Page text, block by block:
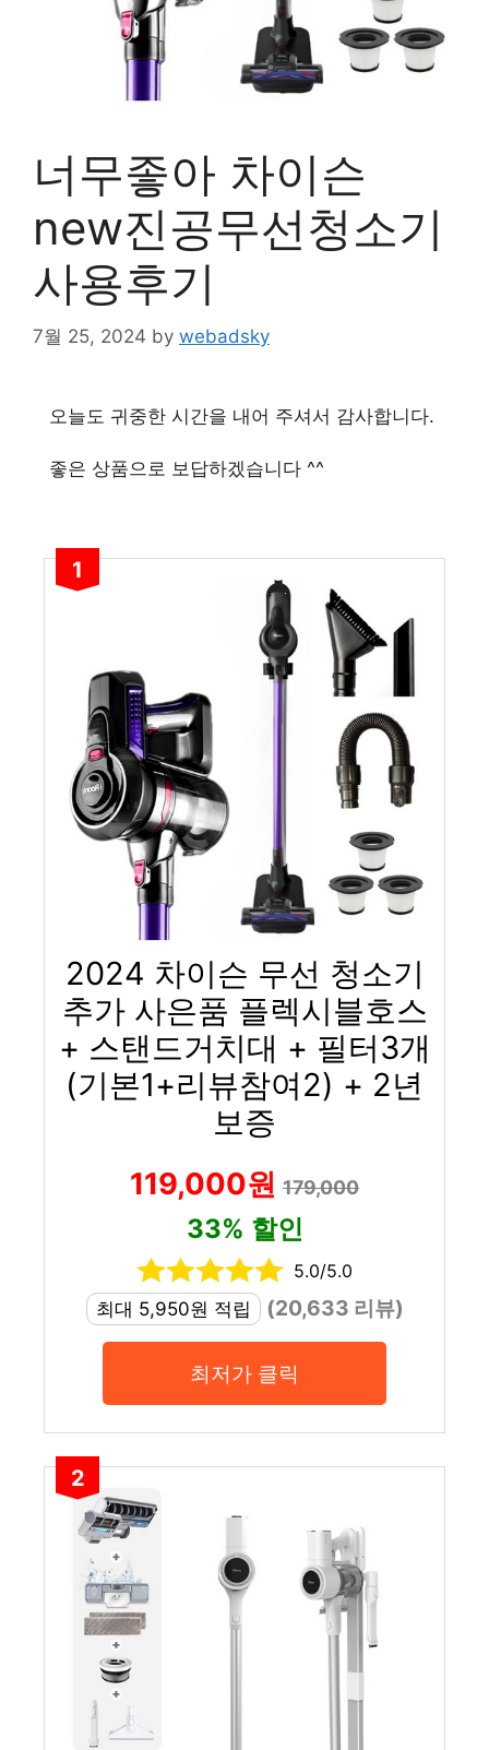
너무좋아 차이슨
new진공무선청소기
사용후기
7월 25, 2024 by webadsky
오늘도 귀중한 시간을 내어 주셔서 감사합니다.
좋은 상품으로 보답하겠습니다 ^^
1
2024 차이슨 무선 청소기
추가 사은품 플렉시블호스
+ 스탠드거치대 + 필터3개
(기본1+리뷰참여2) + 2년
보증
119,000원 179,000
33% 할인
5.0/5.0
최대 5,950원 적립
(20,633 리뷰)
최저가 클릭
2